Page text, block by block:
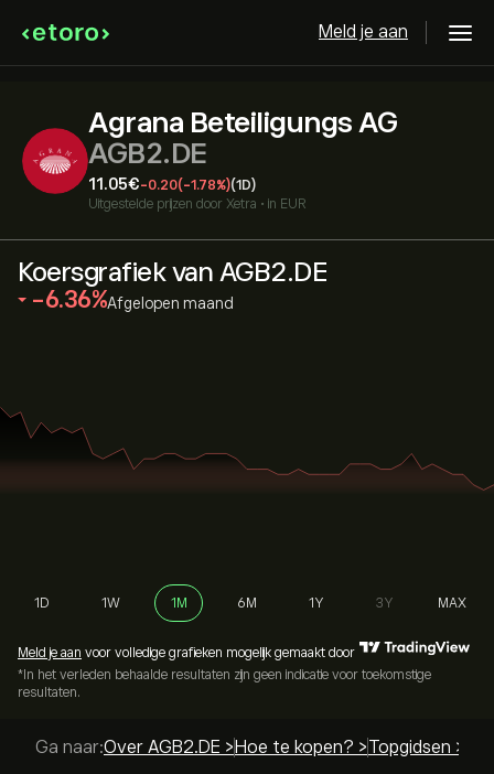
Meld je aan
Agrana Beteiligungs AG
AGB2.DE
11.05‎€‎-0.20(-1.78%)(1D)
Uitgestelde prijzen door Xetra • in EUR
Koersgrafiek van AGB2.DE
‎-6.36‎ Afgelopen maand
1D 1W 1M 6M 1Y 3Y MAX
Meld je aan voor volledige grafieken mogelijk gemaakt door
*In het verleden behaalde resultaten zijn geen indicatie voor toekomstige
resultaten.
Ga naar:Over AGB2.DE > Hoe te kopen? >Topgidsen >